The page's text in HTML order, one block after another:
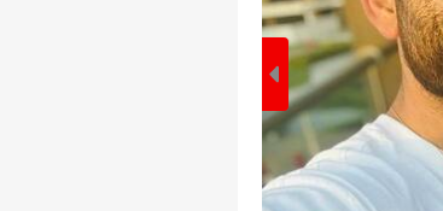
हॅलो गेस्ट